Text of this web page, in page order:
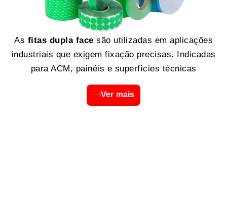
As fitas dupla face são utilizadas em aplicações
industriais que exigem fixação precisas. Indicadas
para ACM, painéis e superfícies técnicas
Ver mais